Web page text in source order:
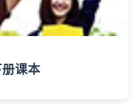
课本